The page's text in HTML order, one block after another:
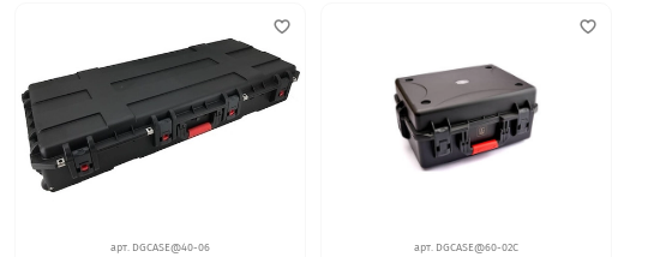
арт. DGCASE@40-06 арт. DGCASE@60-02С